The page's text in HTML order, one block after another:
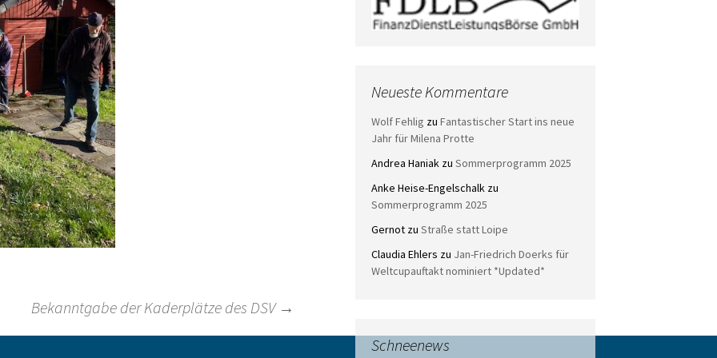
Bekanntgabe der Kaderplätze des DSV →
Neueste Kommentare
Wolf Fehlig zu Fantastischer Start ins neue
Jahr für Milena Protte
Andrea Haniak zu Sommerprogramm 2025
Anke Heise-Engelschalk zu
Sommerprogramm 2025
Gernot zu Straße statt Loipe
Claudia Ehlers zu Jan-Friedrich Doerks für
Weltcupauftakt nominiert *Updated*
Schneenews